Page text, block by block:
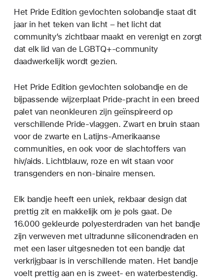
Het Pride Edition gevlochten solobandje staat dit
jaar in het teken van licht – het licht dat
community’s zichtbaar maakt en verenigt en zorgt
dat elk lid van de LGBTQ+-community
daadwerkelijk wordt gezien.
Het Pride Edition gevlochten solobandje en de
bijpassende wijzerplaat Pride-pracht in een breed
palet van neonkleuren zijn geïnspireerd op
verschillende Pride-vlaggen. Zwart en bruin staan
voor de zwarte en Latijns-Amerikaanse
communities, en ook voor de slachtoffers van
hiv/aids. Lichtblauw, roze en wit staan voor
transgenders en non-binaire mensen.
Elk bandje heeft een uniek, rekbaar design dat
prettig zit en makkelijk om je pols gaat. De
16.000 gekleurde polyesterdraden van het bandje
zijn verweven met ultradunne siliconendraden en
met een laser uitgesneden tot een bandje dat
verkrijgbaar is in verschillende maten. Het bandje
voelt prettig aan en is zweet- en waterbestendig.